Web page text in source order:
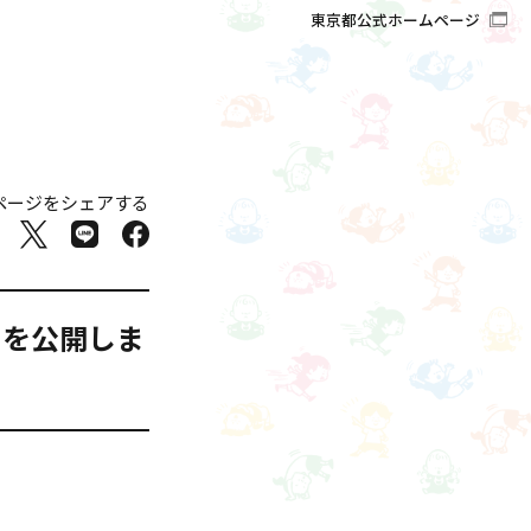
東京都公式ホームページ
ージをシェアする
公開しま